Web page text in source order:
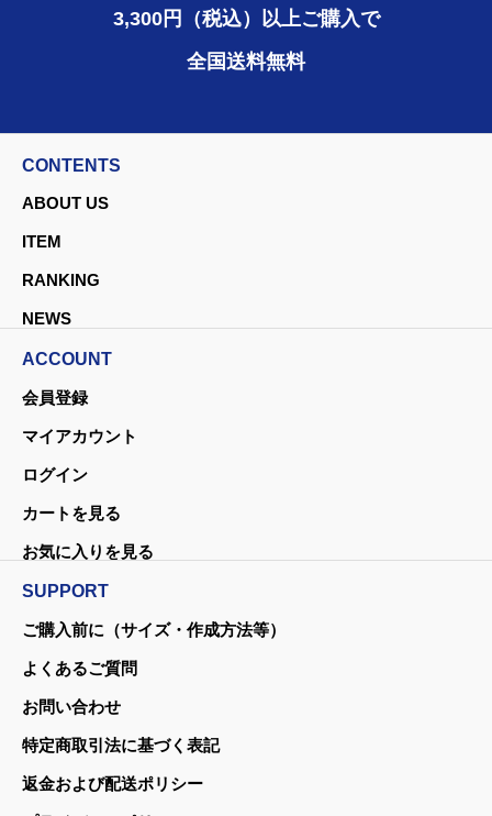
3,300円（税込）以上ご購入で
全国送料無料
CONTENTS
ABOUT US
ITEM
RANKING
NEWS
ACCOUNT
会員登録
マイアカウント
ログイン
カートを見る
お気に入りを見る
SUPPORT
ご購入前に（サイズ・作成方法等）
よくあるご質問
お問い合わせ
特定商取引法に基づく表記
返金および配送ポリシー